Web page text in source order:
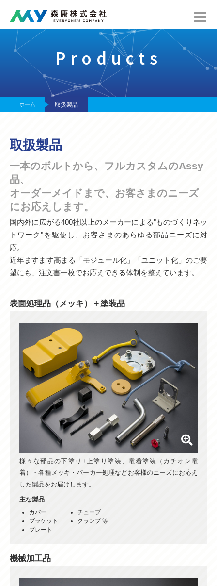
Products
ホーム 取扱製品
取扱製品
一本のボルトから、フルカスタムのAssy
品、
オーダーメイドまで、お客さまのニーズ
にお応えします。
国内外に広がる400社以上のメーカーによる"ものづくりネッ
トワーク"を駆使し、お客さまのあらゆる部品ニーズに対
応。
近年ますます高まる「モジュール化」「ユニット化」のご要
望にも、注文書一枚でお応えできる体制を整えています。
表面処理品（メッキ）＋塗装品
様々な部品の下塗り+上塗り塗装、電着塗装（カチオン電
着）・各種メッキ・パーカー処理などお客様のニーズにお応え
した製品をお届けします。
主な製品
カバー
ブラケット
プレート
チューブ
クランプ 等
機械加工品